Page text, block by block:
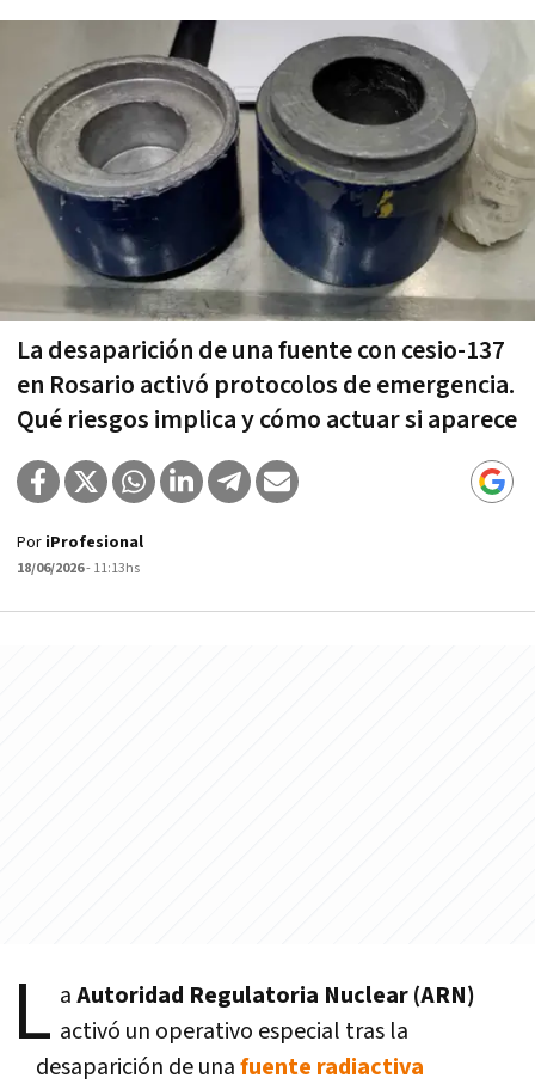
La desaparición de una fuente con cesio-137
en Rosario activó protocolos de emergencia.
Qué riesgos implica y cómo actuar si aparece
Por iProfesional
18/06/2026- 11:13hs
L aAutoridad Regulatoria Nuclear (ARN)
activó un operativo especial tras la
desaparición de unafuente radiactiva